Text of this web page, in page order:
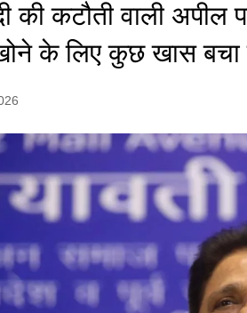
दिल्ली
बिहार
लखनऊ
गाज़ियाबाद
की कटौती वाली अपील
के लिए कुछ खास बचा